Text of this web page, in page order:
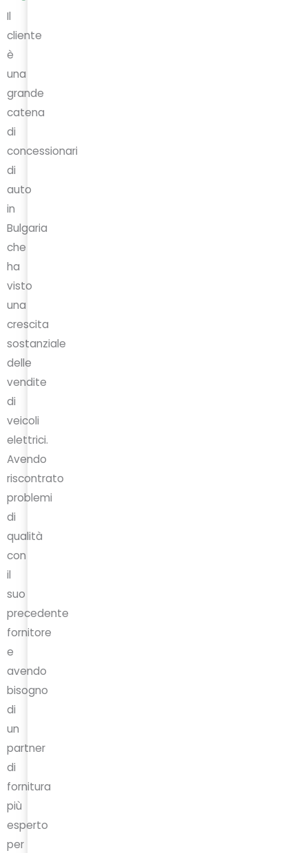
Il
cliente
è
una
grande
catena
di
concessionari
di
auto
in
Bulgaria
che
ha
visto
una
crescita
sostanziale
delle
vendite
di
veicoli
elettrici.
Avendo
riscontrato
problemi
di
qualità
con
il
suo
precedente
fornitore
e
avendo
bisogno
di
un
partner
di
fornitura
più
esperto
per